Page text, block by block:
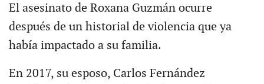
El asesinato de Roxana Guzmán ocurre
después de un historial de violencia que ya
había impactado a su familia.
En 2017, su esposo, Carlos Fernández